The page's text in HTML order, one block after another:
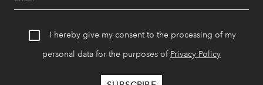
I hereby give my consent to the processing of my
personal data for the purposes of Privacy Policy